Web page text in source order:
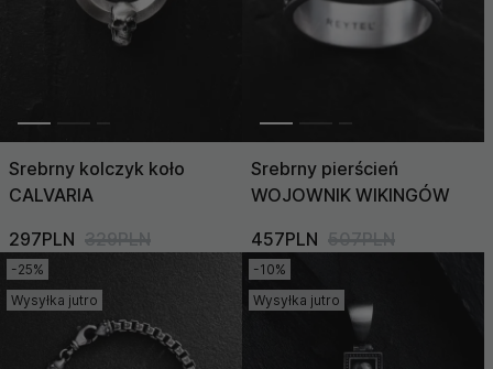
Srebrny kolczyk koło
CALVARIA
297PLN 329PLN
Srebrny pierścień
WOJOWNIK WIKINGÓW
457PLN 507PLN
-25%
Wysyłka jutro
-10%
Wysyłka jutro